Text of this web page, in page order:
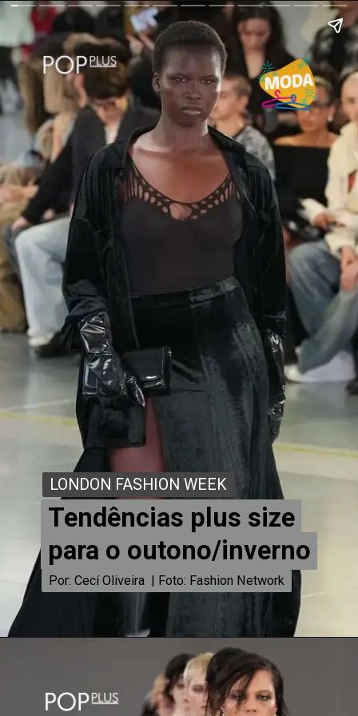
Por: Cecí Oliveira | Foto: Fashion Network
Por: Cecí Oliveira | Foto: Fashion Network
LONDON FASHION WEEK
LONDON FASHION WEEK
Tendências plus size
para o outono/inverno
Tendências plus size
para o outono/inverno